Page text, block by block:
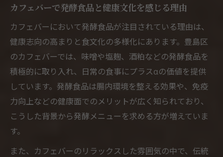
カフェバーで発酵食品と健康文化を感じる理由
カフェバーにおいて発酵食品が注目されている理由は、
健康志向の高まりと食文化の多様化にあります。豊島区
のカフェバーでは、味噌や塩麹、酒粕などの発酵食品を
積極的に取り入れ、日常の食事にプラスαの価値を提供
しています。発酵食品は腸内環境を整える効果や、免疫
力向上などの健康面でのメリットが広く知られており、
こうした背景から発酵メニューを求める方が増えていま
す。
また、カフェバーのリラックスした雰囲気の中で、伝統